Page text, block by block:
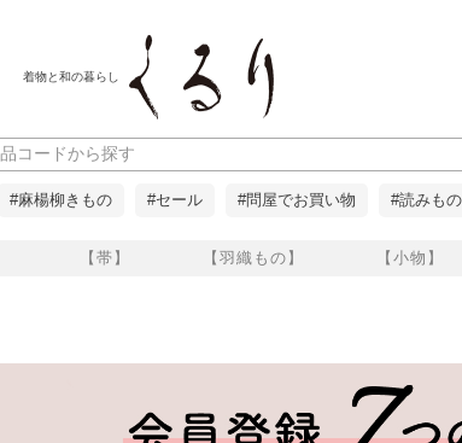
着物と和の暮らし
【帯】 【羽織もの】 【小物】
#麻楊柳きもの #セール #問屋でお買い物 #読みもの